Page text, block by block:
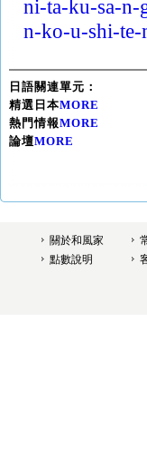
ni-ta-ku-sa-n-
n-ko-u-shi-te-
日語關連單元：
精選日本MORE
熱門情報MORE
論壇MORE
關於和風家
點數說明